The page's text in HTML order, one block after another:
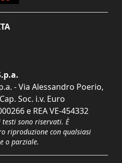
- Via Alessandro Poerio,
Soc. i.v. Euro
e REA VE-454332
sono riservati. È
riproduzione con qualsiasi
o parziale.